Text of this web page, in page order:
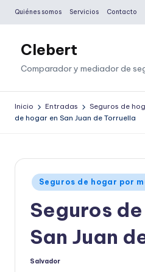
Saltar
contenido
Quiénes somos Servicios Contacto
Clebert
Comparador y mediador de
Inicio Entradas Seguros de
de hogar en San Juan de Torruella
Publicado
en
Seguros de hogar por
Seguros
San Juan
Publicado
Salvador